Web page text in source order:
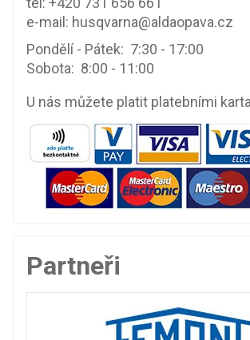
e-mail: husqvarna@aldaopava.cz
Pondělí - Pátek: 7:30 - 17:00
Sobota: 8:00 - 11:00
U nás můžete platit platebními
Partneři